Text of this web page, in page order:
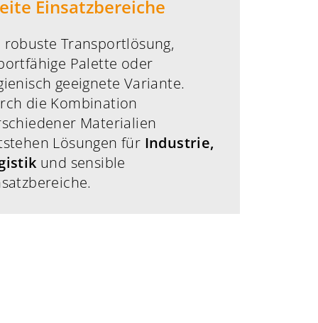
Einsatzbereiche
robuste Transportlösung,
Palette oder
geeignete Variante.
die Kombination
Materialien
Lösungen für Industrie,
und sensible